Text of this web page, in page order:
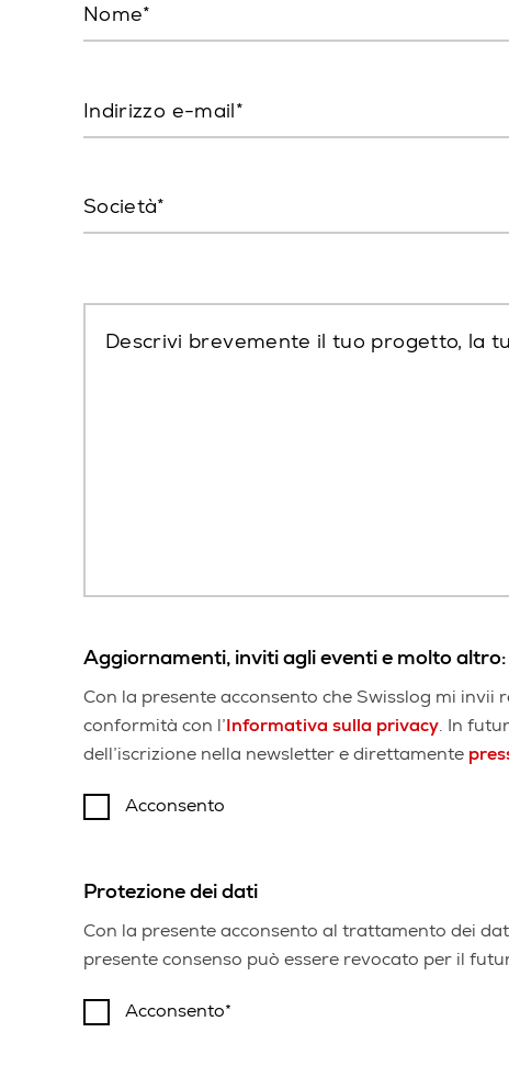
Nome
Indirizzo e-mail
Società
Descrivi brevemente il tuo progetto, la
Aggiornamenti, inviti agli eventi e molto
Con la presente acconsento che Swisslog mi
conformità con l’Informativa sulla privacy. In
dell’iscrizione nella newsletter e direttamente
Acconsento
Protezione dei dati
Con la presente acconsento al trattamento dei
presente consenso può essere revocato per il
Acconsento